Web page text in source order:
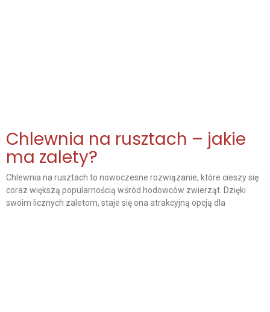
Chlewnia na rusztach – jakie
ma zalety?
Chlewnia na rusztach to nowoczesne rozwiązanie, które cieszy się
coraz większą popularnością wśród hodowców zwierząt. Dzięki
swoim licznych zaletom, staje się ona atrakcyjną opcją dla